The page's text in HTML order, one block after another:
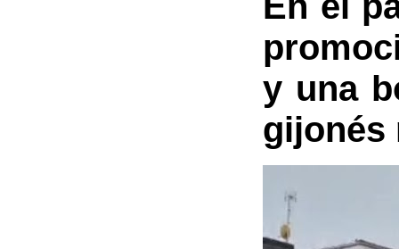
y una
gijonés